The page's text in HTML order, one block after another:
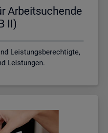
Ar­beit­su­chen­de
II)
Leistungsberechtigte,
Leistungen.